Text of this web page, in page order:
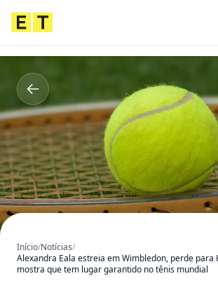
Início/Notícias/
Alexandra Eala estreia em Wimbledon, perde para
mostra que tem lugar garantido no tênis mundial